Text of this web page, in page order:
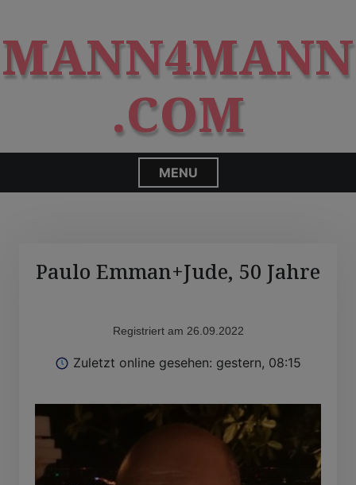
i
p
o
c
n
t
MANN4MANN
.COM
MENU
Paulo Emman+Jude, 50 Jahre
Registriert am 26.09.2022
Zuletzt online gesehen: gestern, 08:15